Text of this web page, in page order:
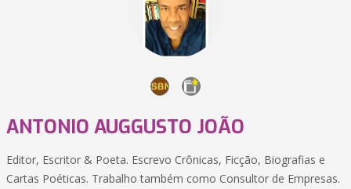
ANTONIO AUGGUSTO JOÃO
Editor, Escritor & Poeta. Escrevo Crônicas, Ficção, Biografias e
Cartas Poéticas. Trabalho também como Consultor de Empresas.